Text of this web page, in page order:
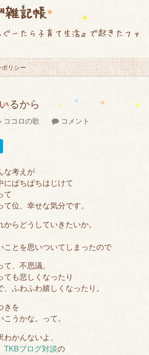
雑記帳
ーたら子育て生活』で起きたファ
リシー
るから
ココロの歌 コメント
t
e
n
な考えが
にぱちぱちはじけて
て
位、幸せな気分です。
らどうしていきたいか。
ことを思いついてしまったので
、不思議。
ても悲しくなったり
ふわふわ嬉しくなったり。
きを
うかな。って。
かんないよ、
TKBブログ対談の